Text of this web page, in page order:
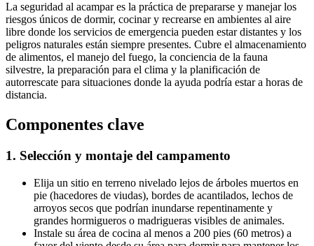
La seguridad al acampar es la práctica de prepararse y manejar los
riesgos únicos de dormir, cocinar y recrearse en ambientes al aire
libre donde los servicios de emergencia pueden estar distantes y los
peligros naturales están siempre presentes. Cubre el almacenamiento
de alimentos, el manejo del fuego, la conciencia de la fauna
silvestre, la preparación para el clima y la planificación de
autorrescate para situaciones donde la ayuda podría estar a horas de
distancia.
Componentes clave
1. Selección y montaje del campamento
Elija un sitio en terreno nivelado lejos de árboles muertos en
pie (hacedores de viudas), bordes de acantilados, lechos de
arroyos secos que podrían inundarse repentinamente y
grandes hormigueros o madrigueras visibles de animales.
Instale su área de cocina al menos a 200 pies (60 metros) a